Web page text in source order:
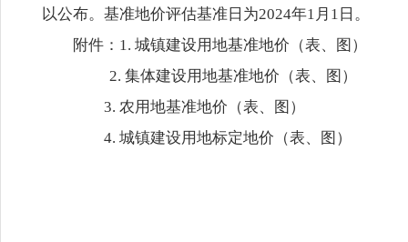
以公布。基准地价评估基准日为2024年1月1日。
附件：1. 城镇建设用地基准地价（表、图）
2. 集体建设用地基准地价（表、图）
3. 农用地基准地价（表、图）
4. 城镇建设用地标定地价（表、图）